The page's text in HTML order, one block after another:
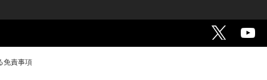
免責事項